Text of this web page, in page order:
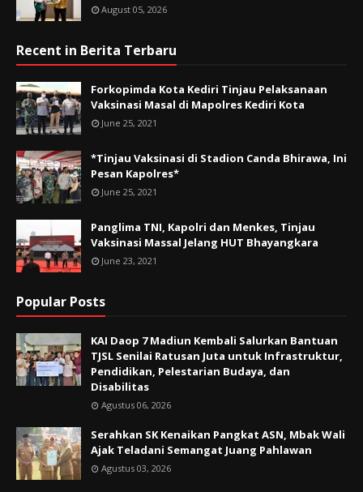
August 05, 2026
Recent in Berita Terbaru
Forkopimda Kota Kediri Tinjau Pelaksanaan
Vaksinasi Masal di Mapolres Kediri Kota
June 25, 2021
*Tinjau Vaksinasi di Stadion Canda Bhirawa, Ini
Pesan Kapolres*
June 25, 2021
Panglima TNI, Kapolri dan Menkes, Tinjau
Vaksinasi Massal Jelang HUT Bhayangkara
June 23, 2021
Popular Posts
KAI Daop 7 Madiun Kembali Salurkan Bantuan
TJSL Senilai Ratusan Juta untuk Infrastruktur,
Pendidikan, Pelestarian Budaya, dan
Disabilitas
Agustus 06, 2026
Serahkan SK Kenaikan Pangkat ASN, Mbak Wali
Ajak Teladani Semangat Juang Pahlawan
Agustus 03, 2026